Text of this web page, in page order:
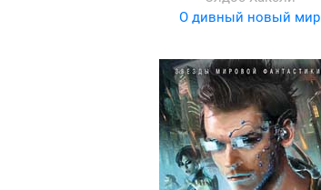
О дивный новый мир